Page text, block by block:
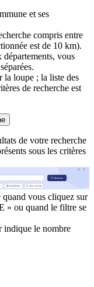
et ses
compris entre
est de 10 km).
départements, vous
la loupe ; la liste des
de recherche est
de votre recherche
sous les critères
quand vous cliquez sur
ou quand le filtre se
indique le nombre